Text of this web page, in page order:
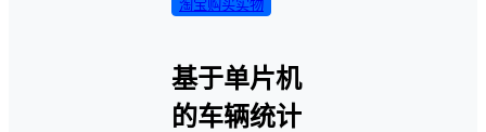
淘宝购买实物
基于单片机
的车辆统计